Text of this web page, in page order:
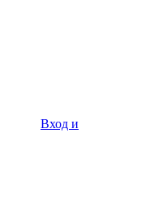
Вход и